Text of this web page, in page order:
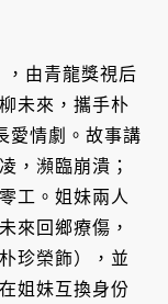
，由青龍獎視后
未來，攜手朴
愛情劇。故事講
，瀕臨崩潰；
工。姐妹兩人
來回鄉療傷，
珍榮飾），並
姐妹互換身份